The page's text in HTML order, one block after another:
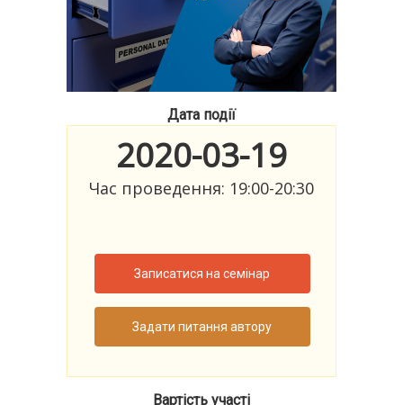
Дата події
2020-03-19
Час проведення: 19:00-20:30
Записатися на семінар
Задати питання автору
Вартість участі